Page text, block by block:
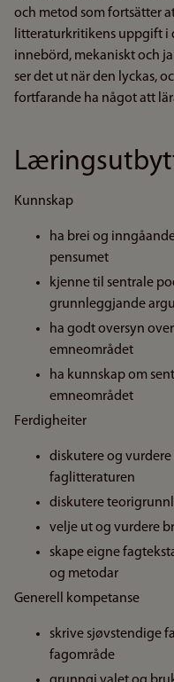
och metod som fortsätter
litteraturkritikens uppgift i
innebörd, mekaniskt och
ser det ut när den lyckas,
fortfarande ha något att
Kunnskap
ha brei og
pensumet
kjenne til sentrale
grunnleggjande
ha godt oversyn
emneområdet
ha kunnskap om
emneområdet
Ferdigheiter
diskutere og
faglitteraturen
diskutere
velje ut og vurdere
skape eigne
og metodar
Generell kompetanse
skrive sjøvstendige
fagområde